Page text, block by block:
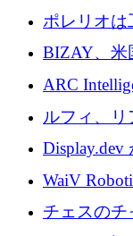
1,000 万人
700 万ドル
ポレリオは
万ユーロを
BIZAY、米
めに5,500
ARC
ットフォー
ルフィ、
810万ポン
コラボレー
WaiV
1 つをどの
チェスのチ